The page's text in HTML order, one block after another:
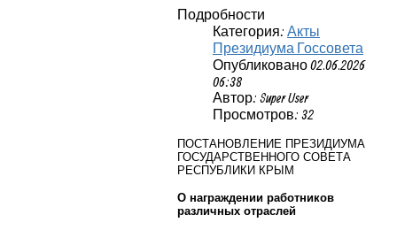
Подробности
Категория: Акты
Президиума Госсовета
Опубликовано 02.06.2026
06:38
Автор: Super User
Просмотров: 32
ПОСТАНОВЛЕНИЕ ПРЕЗИДИУМА
ГОСУДАРСТВЕННОГО СОВЕТА
РЕСПУБЛИКИ КРЫМ
О награждении работников
различных отраслей